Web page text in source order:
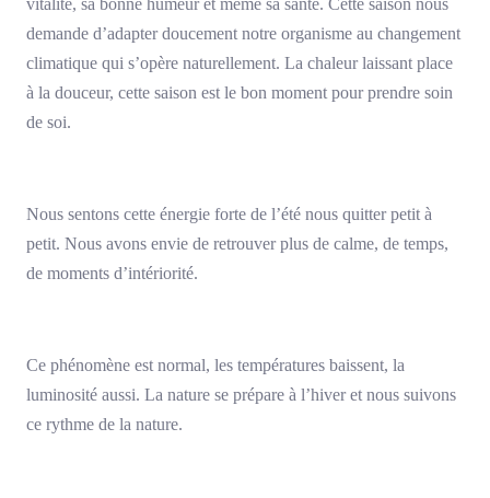
vitalité, sa bonne humeur et même sa santé. Cette saison nous
demande d’adapter doucement notre organisme au changement
climatique qui s’opère naturellement. La chaleur laissant place
à la douceur, cette saison est le bon moment pour prendre soin
de soi.
Nous sentons cette énergie forte de l’été nous quitter petit à
petit. Nous avons envie de retrouver plus de calme, de temps,
de moments d’intériorité.
Ce phénomène est normal, les températures baissent, la
luminosité aussi. La nature se prépare à l’hiver et nous suivons
ce rythme de la nature.